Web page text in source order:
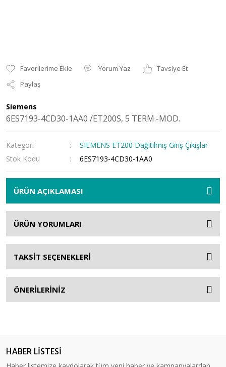
Yorum Yaz
Tavsiye Et
Paylaş
Siemens
6ES7193-4CD30-1AA0 /ET200S, 5 TERM.-MOD.
Kategori
SIEMENS ET200 Dağıtılmış Giriş Çıkışlar
Stok Kodu
6ES7193-4CD30-1AA0
ÜRÜN AÇIKLAMASI
ÜRÜN YORUMLARI
TAKSİT SEÇENEKLERİ
ÖNERİLERİNİZ
HABER LİSTESİ